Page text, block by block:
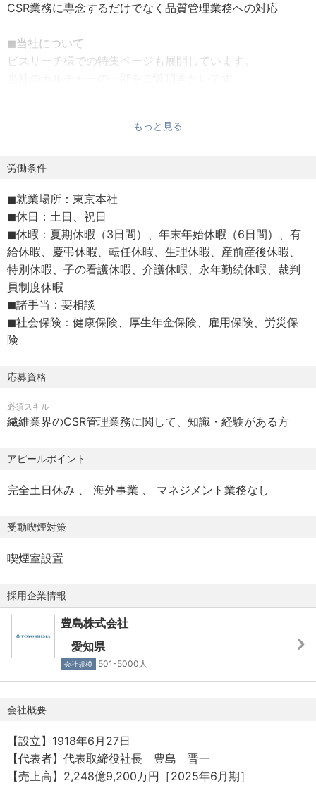
CSR業務に専念するだけでなく品質管理業務への対応
◼︎当社について
ビスリーチ様での特集ページも展開しています。
原糸、テキスタイル、最終製品まで事業を拡大してきまし
昨今では中国市場向け販売や、欧米市場向け製品輸出等、
す。
これからも原料から製品までを扱う総合力を武器に、独立
系繊維専門商社として第一線で業界を牽引し続けます。ラ
イフスタイル提案商社として、マーケットに求められる企
業を目指しています。
もっと見る
労働条件
◼︎就業場所：東京本社
◼︎休日：土日、祝日
◼︎休暇：夏期休暇（3日間）、年末年始休暇（6日間）、有
給休暇、慶弔休暇、転任休暇、生理休暇、産前産後休暇、
特別休暇、子の看護休暇、介護休暇、永年勤続休暇、裁判
員制度休暇
◼︎諸手当：要相談
◼︎社会保険：健康保険、厚生年金保険、雇用保険、労災保
険
応募資格
必須スキル
繊維業界のCSR管理業務に関して、知識・経験がある方
アピールポイント
完全土日休み 海外事業 マネジメント業務なし
受動喫煙対策
喫煙室設置
採用企業情報
豊島株式会社
愛知県
会社規模 501-5000人
会社概要
【設立】1918年6月27日
【代表者】代表取締役社長 豊島 晋一
【売上高】2,248億9,200万円［2025年6月期］